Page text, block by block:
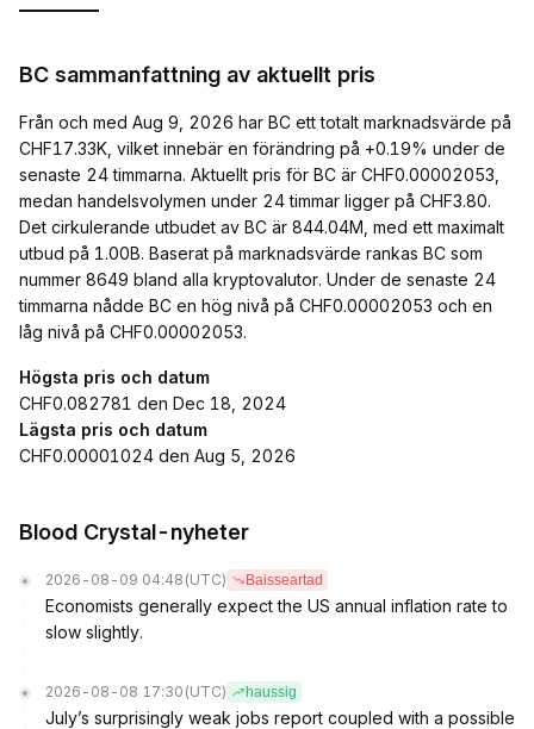
BC sammanfattning av aktuellt pris
Från och med Aug 9, 2026 har BC ett totalt marknadsvärde på
CHF17.33K, vilket innebär en förändring på +0.19% under de
senaste 24 timmarna. Aktuellt pris för BC är CHF0.00002053,
medan handelsvolymen under 24 timmar ligger på CHF3.80.
Det cirkulerande utbudet av BC är 844.04M, med ett maximalt
utbud på 1.00B. Baserat på marknadsvärde rankas BC som
nummer 8649 bland alla kryptovalutor. Under de senaste 24
timmarna nådde BC en hög nivå på CHF0.00002053 och en
låg nivå på CHF0.00002053.
Högsta pris och datum
CHF0.082781 den Dec 18, 2024
Lägsta pris och datum
CHF0.00001024 den Aug 5, 2026
Blood Crystal-nyheter
2026-08-09 04:48 (UTC) Baisseartad
Economists generally expect the US annual inflation rate to
slow slightly.
2026-08-08 17:30 (UTC) haussig
July’s surprisingly weak jobs report coupled with a possible